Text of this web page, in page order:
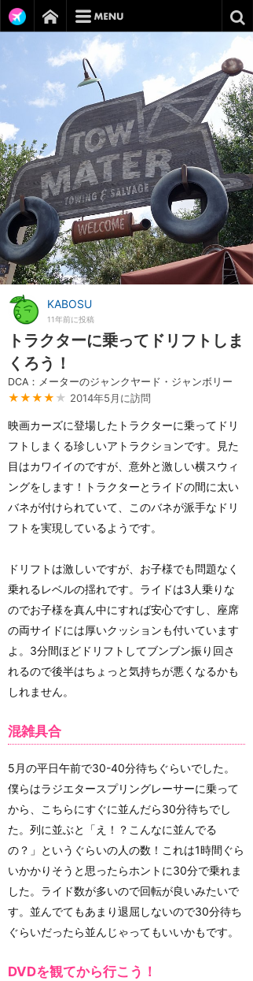
KABOSU
11年前に投稿
トラクターに乗ってドリフトしま
くろう！
DCA：メーターのジャンクヤード・ジャンボリー
★★★★ ★ 2014年5月に訪問
映画カーズに登場したトラクターに乗ってドリ
フトしまくる珍しいアトラクションです。見た
目はカワイイのですが、意外と激しい横スウィ
ングをします！トラクターとライドの間に太い
バネが付けられていて、このバネが派手なドリ
フトを実現しているようです。
ドリフトは激しいですが、お子様でも問題なく
乗れるレベルの揺れです。ライドは3人乗りな
のでお子様を真ん中にすれば安心ですし、座席
の両サイドには厚いクッションも付いています
よ。3分間ほどドリフトしてブンブン振り回さ
れるので後半はちょっと気持ちが悪くなるかも
しれません。
混雑具合
5月の平日午前で30-40分待ちぐらいでした。
僕らはラジエタースプリングレーサーに乗って
から、こちらにすぐに並んだら30分待ちでし
た。列に並ぶと「え！？こんなに並んでる
の？」というぐらいの人の数！これは1時間ぐら
いかかりそうと思ったらホントに30分で乗れま
した。ライド数が多いので回転が良いみたいで
す。並んでてもあまり退屈しないので30分待ち
ぐらいだったら並んじゃってもいいかもです。
DVDを観てから行こう！